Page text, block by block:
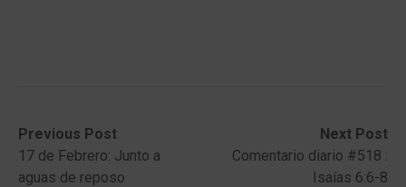
Post
navigation
Previous Post
Previous
post:17 de Febrero: Junto a
aguas de reposo
Next Post
Next
post:
Comentario diario #518 :
Isaías 6:6-8